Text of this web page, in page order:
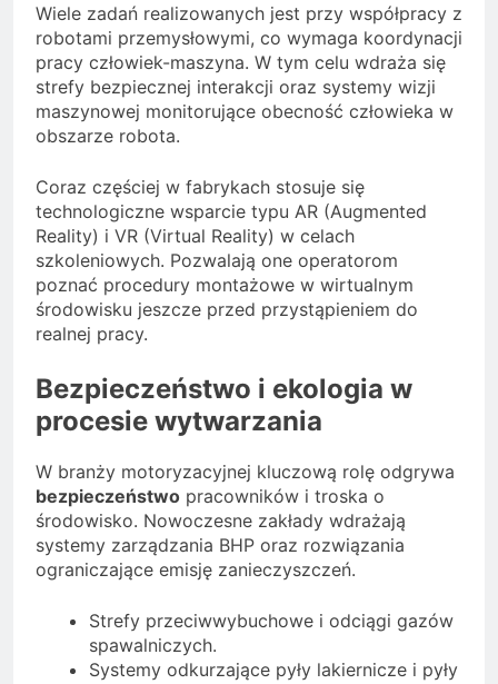
Wiele zadań realizowanych jest przy współpracy z
robotami przemysłowymi, co wymaga koordynacji
pracy człowiek-maszyna. W tym celu wdraża się
strefy bezpiecznej interakcji oraz systemy wizji
maszynowej monitorujące obecność człowieka w
obszarze robota.
Coraz częściej w fabrykach stosuje się
technologiczne wsparcie typu AR (Augmented
Reality) i VR (Virtual Reality) w celach
szkoleniowych. Pozwalają one operatorom
poznać procedury montażowe w wirtualnym
środowisku jeszcze przed przystąpieniem do
realnej pracy.
Bezpieczeństwo i ekologia w
procesie wytwarzania
W branży motoryzacyjnej kluczową rolę odgrywa
bezpieczeństwo pracowników i troska o
środowisko. Nowoczesne zakłady wdrażają
systemy zarządzania BHP oraz rozwiązania
ograniczające emisję zanieczyszczeń.
Strefy przeciwwybuchowe i odciągi gazów
spawalniczych.
Systemy odkurzające pyły lakiernicze i pyły